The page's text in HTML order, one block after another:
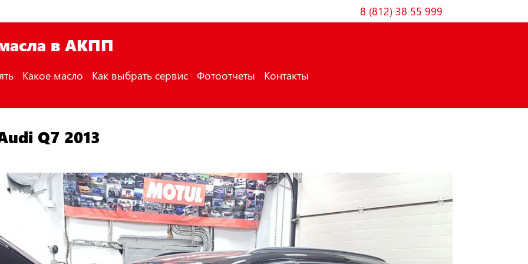
8 (812) 38 55 999
в АКПП
Какое масло Как выбрать сервис Фотоотчеты Контакты
Q7 2013